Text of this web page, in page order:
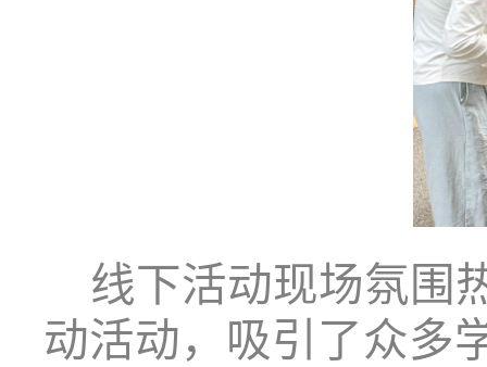
线下活动现场氛围
动活动，吸引了众多